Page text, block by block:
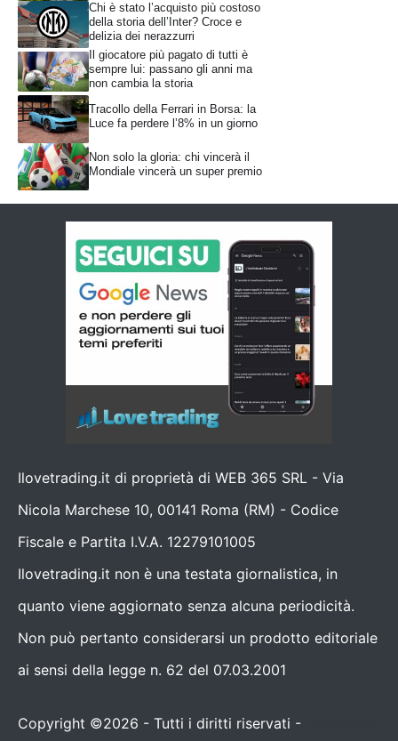
Chi è stato l’acquisto più costoso
della storia dell’Inter? Croce e
delizia dei nerazzurri
Il giocatore più pagato di tutti è
sempre lui: passano gli anni ma
non cambia la storia
Tracollo della Ferrari in Borsa: la
Luce fa perdere l’8% in un giorno
Non solo la gloria: chi vincerà il
Mondiale vincerà un super premio
Ilovetrading.it di proprietà di WEB 365 SRL - Via
Nicola Marchese 10, 00141 Roma (RM) - Codice
Fiscale e Partita I.V.A. 12279101005
Ilovetrading.it non è una testata giornalistica, in
quanto viene aggiornato senza alcuna periodicità.
Non può pertanto considerarsi un prodotto editoriale
ai sensi della legge n. 62 del 07.03.2001
Copyright ©2026 - Tutti i diritti riservati -